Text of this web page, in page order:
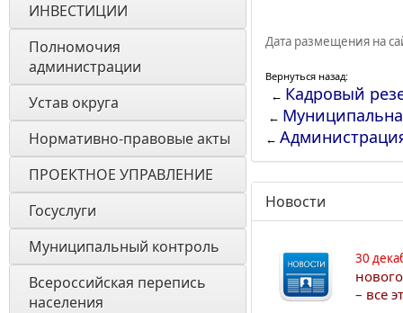
ИНВЕСТИЦИИ
Полномочия
администрации
Устав округа
Нормативно-правовые акты
ПРОЕКТНОЕ УПРАВЛЕНИЕ
Госуслуги
Муниципальный контроль
Всероссийская перепись
населения
Дата размещения на
Вернуться назад:
← Кадровый
←
←
Новости
30
– все